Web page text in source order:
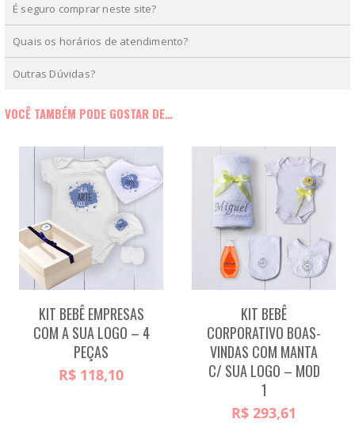
É seguro comprar neste site?
Quais os horários de atendimento?
Outras Dúvidas?
VOCÊ TAMBÉM PODE GOSTAR DE…
KIT BEBÊ EMPRESAS
COM A SUA LOGO – 4
PEÇAS
R$118,10
KIT BEBÊ
CORPORATIVO BOAS-
VINDAS COM MANTA
C/ SUA LOGO – MOD
1
R$293,61